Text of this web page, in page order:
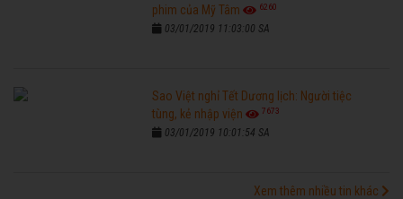
phim của Mỹ Tâm
6260
03/01/2019 11:03:00 SA
Sao Việt nghỉ Tết Dương lịch: Người tiệc
tùng, kẻ nhập viện
7673
03/01/2019 10:01:54 SA
Xem thêm nhiều tin khác